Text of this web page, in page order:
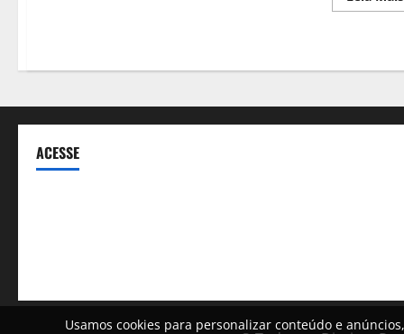
ACESSE
Usamos cookies para personalizar conteúdo e